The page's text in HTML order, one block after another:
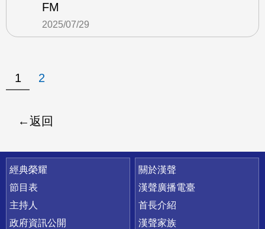
FM
2025/07/29
1 2
返回
快速連結
經典榮耀
節目表
主持人
政府資訊公開
關於漢聲
漢聲廣播電臺
首長介紹
漢聲家族